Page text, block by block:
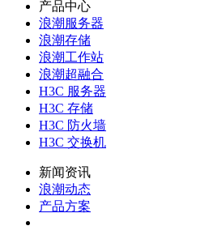
产品中心
浪潮服务器
浪潮存储
浪潮工作站
浪潮超融合
H3C 服务器
H3C 存储
H3C 防火墙
H3C 交换机
新闻资讯
浪潮动态
产品方案